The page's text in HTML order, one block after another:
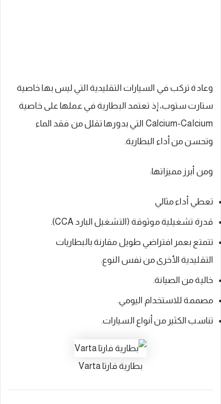
وعادة تركب في السيارات التقليدية التي ليس بها خاصية
ستارت ستوب، إذ تعتمد البطارية في عملها على خاصية
Calcium-Calcium التي بدورها تقلل من فقد الماء
وتحسن من أداء البطارية.
ومن أبرز مميزاتها:
تعطي أداء مثالي
قدرة تشغيلية موثوقة (التشغيل البارد CCA).
تتمتع بعمر افتراضي طويل مقارنة بالبطاريات
التقليدية الأخرى من نفس النوع.
خالية من الصيانة.
مصممة للاستخدام اليومي.
تناسب الكثير من أنواع السيارات.
بطارية فارتا Varta